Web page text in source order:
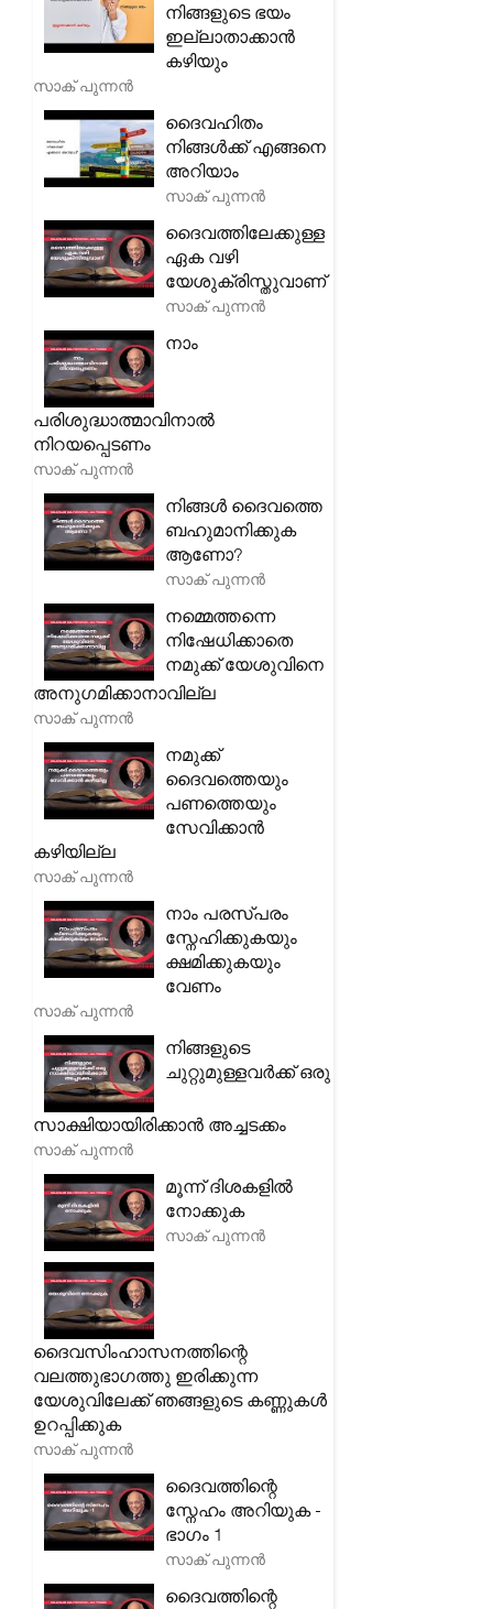
നിങ്ങളുടെ ഭയം
ഇല്ലാതാക്കാൻ
കഴിയും
സാക് പുന്നൻ
ദൈവഹിതം
നിങ്ങൾക്ക് എങ്ങനെ
അറിയാം
സാക് പുന്നൻ
ദൈവത്തിലേക്കുള്ള
ഏക വഴി
യേശുക്രിസ്തുവാണ്
സാക് പുന്നൻ
നാം
പരിശുദ്ധാത്മാവിനാൽ
നിറയപ്പെടണം
സാക് പുന്നൻ
നിങ്ങൾ ദൈവത്തെ
ബഹുമാനിക്കുക
ആണോ?
സാക് പുന്നൻ
നമ്മെത്തന്നെ
നിഷേധിക്കാതെ
നമുക്ക് യേശുവിനെ
അനുഗമിക്കാനാവില്ല
സാക് പുന്നൻ
നമുക്ക്
ദൈവത്തെയും
പണത്തെയും
സേവിക്കാൻ
കഴിയില്ല
സാക് പുന്നൻ
നാം പരസ്പരം
സ്നേഹിക്കുകയും
ക്ഷമിക്കുകയും
വേണം
സാക് പുന്നൻ
നിങ്ങളുടെ
ചുറ്റുമുള്ളവർക്ക് ഒരു
സാക്ഷിയായിരിക്കാൻ അച്ചടക്കം
സാക് പുന്നൻ
മൂന്ന് ദിശകളിൽ
നോക്കുക
സാക് പുന്നൻ
ദൈവസിംഹാസനത്തിന്റെ
വലത്തുഭാഗത്തു ഇരിക്കുന്ന
യേശുവിലേക്ക് ഞങ്ങളുടെ കണ്ണുകൾ
ഉറപ്പിക്കുക
സാക് പുന്നൻ
ദൈവത്തിന്റെ
സ്നേഹം അറിയുക -
ഭാഗം 1
സാക് പുന്നൻ
ദൈവത്തിന്റെ